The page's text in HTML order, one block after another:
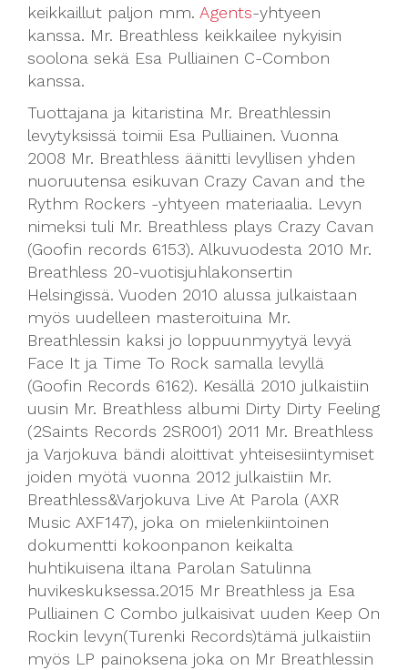
keikkaillut paljon mm. Agents-yhtyeen
kanssa. Mr. Breathless keikkailee nykyisin
soolona sekä Esa Pulliainen C-Combon
kanssa.
Tuottajana ja kitaristina Mr. Breathlessin
levytyksissä toimii Esa Pulliainen. Vuonna
2008 Mr. Breathless äänitti levyllisen yhden
nuoruutensa esikuvan Crazy Cavan and the
Rythm Rockers -yhtyeen materiaalia. Levyn
nimeksi tuli Mr. Breathless plays Crazy Cavan
(Goofin records 6153). Alkuvuodesta 2010 Mr.
Breathless 20-vuotisjuhlakonsertin
Helsingissä. Vuoden 2010 alussa julkaistaan
myös uudelleen masteroituina Mr.
Breathlessin kaksi jo loppuunmyytyä levyä
Face It ja Time To Rock samalla levyllä
(Goofin Records 6162). Kesällä 2010 julkaistiin
uusin Mr. Breathless albumi Dirty Dirty Feeling
(2Saints Records 2SR001) 2011 Mr. Breathless
ja Varjokuva bändi aloittivat yhteisesiintymiset
joiden myötä vuonna 2012 julkaistiin Mr.
Breathless&Varjokuva Live At Parola (AXR
Music AXF147), joka on mielenkiintoinen
dokumentti kokoonpanon keikalta
huhtikuisena iltana Parolan Satulinna
huvikeskuksessa.2015 Mr Breathless ja Esa
Pulliainen C Combo julkaisivat uuden Keep On
Rockin levyn(Turenki Records)tämä julkaistiin
myös LP painoksena joka on Mr Breathlessin